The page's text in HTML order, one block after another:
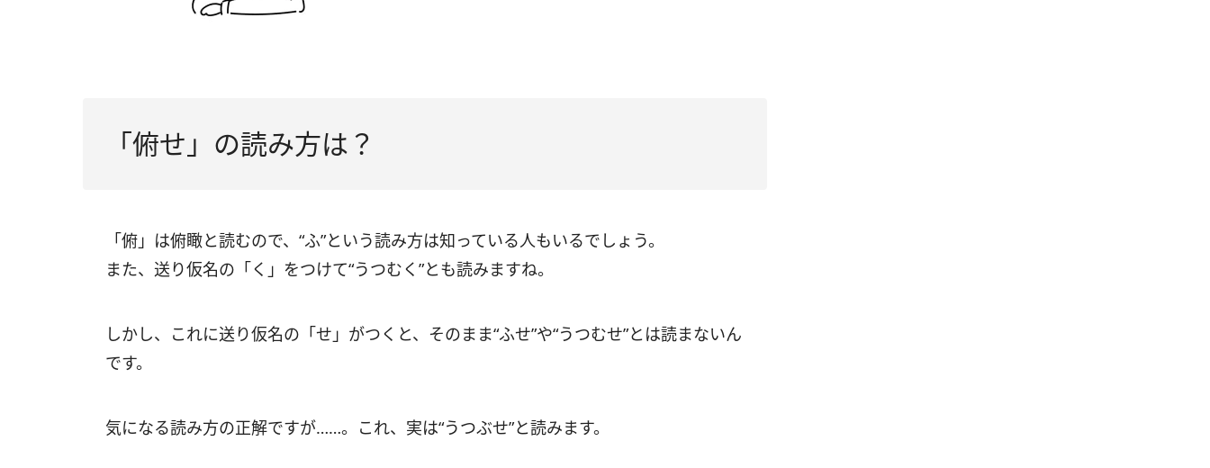
「俯せ」の読み方は？
「俯」は俯瞰と読むので、“ふ”という読み方は知っている人もいるでしょう。
また、送り仮名の「く」をつけて“うつむく”とも読みますね。
しかし、これに送り仮名の「せ」がつくと、そのまま“ふせ”や“うつむせ”とは読まないん
です。
気になる読み方の正解ですが……。これ、実は“うつぶせ”と読みます。